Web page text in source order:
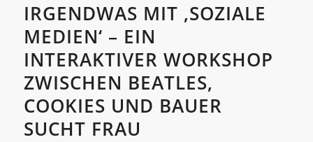
IRGENDWAS MIT ‚SOZIALE
MEDIEN‘ – EIN
INTERAKTIVER WORKSHOP
ZWISCHEN BEATLES,
COOKIES UND BAUER
SUCHT FRAU